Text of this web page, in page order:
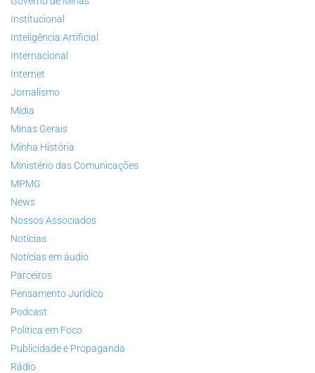
Institucional
Inteligência Artificial
Internacional
Internet
Jornalismo
Mídia
Minas Gerais
Minha História
Ministério das Comunicações
MPMG
News
Nossos Associados
Notícias
Notícias em áudio
Parceiros
Pensamento Jurídico
Podcast
Política em Foco
Publicidade e Propaganda
Rádio